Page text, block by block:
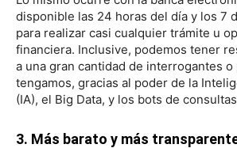
disponible las 24 horas del día y los 7
para realizar casi cualquier trámite u
financiera. Inclusive, podemos tener
a una gran cantidad de interrogantes
tengamos, gracias al poder de la
(IA), el Big Data, y los bots de
3. Más barato y más